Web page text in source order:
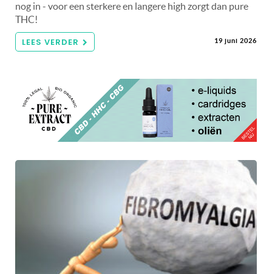
nog in - voor een sterkere en langere high zorgt dan pure
THC!
LEES VERDER 19 juni 2026